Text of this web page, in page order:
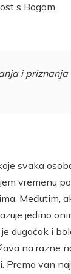
s Bogom.
i priznanja
svaka
vremenu
Međutim,
jedino
dugačak i
na razne
Prema van